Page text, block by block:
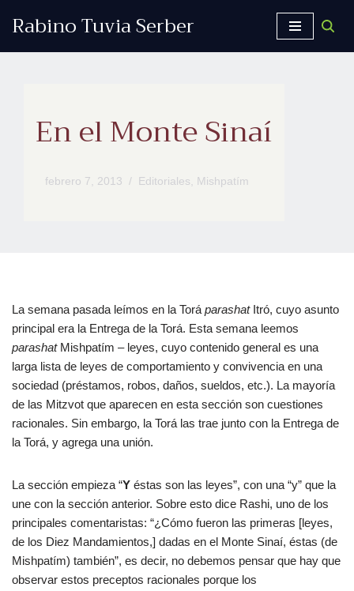
Rabino Tuvia Serber
En el Monte Sinaí
febrero 7, 2013 Editoriales, Mishpatím
La semana pasada leímos en la Torá parashatItró, cuyo asunto
principal era la Entrega de la Torá. Esta semana leemos
parashatMishpatím – leyes, cuyo contenido general es una
larga lista de leyes de comportamiento y convivencia en una
sociedad (préstamos, robos, daños, sueldos, etc.). La mayoría
de las Mitzvot que aparecen en esta sección son cuestiones
racionales. Sin embargo, la Torá las trae junto con la Entrega de
la Torá, y agrega una unión.
La sección empieza “Y éstas son las leyes”, con una “y” que la
une con la sección anterior. Sobre esto dice Rashi, uno de los
principales comentaristas: “¿Cómo fueron las primeras [leyes,
de los Diez Mandamientos,] dadas en el Monte Sinaí, éstas (de
Mishpatím) también”, es decir, no debemos pensar que hay que
observar estos preceptos racionales porque los